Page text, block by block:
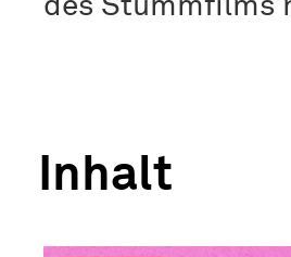
des Stummfilms
Inhalt